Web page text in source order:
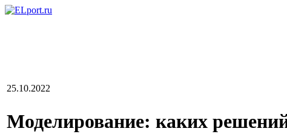
25.10.2022
Моделирование: каких